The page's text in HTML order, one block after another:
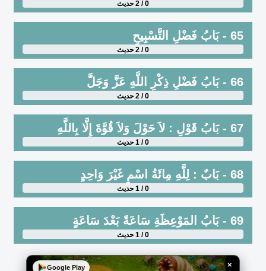
0 / 2 حديث
65 - بَابُ فَضْلِ التَّسْبِيحِ
0 / 2 حديث
66 - بَابُ فَضْلِ ذِكْرِ اللَّهِ عَزَّ وَجَلَّ
0 / 2 حديث
67 - بَابُ قَوْلِ : لاَ حَوْلَ وَلاَ قُوَّةَ إِلَّا بِاللَّهِ
0 / 1 حديث
68 - بَابٌ : لِلَّهِ مِائَةُ اسْمٍ غَيْرَ وَاحِدٍ
0 / 1 حديث
69 - بَابُ المَوْعِظَةِ سَاعَةً بَعْدَ سَاعَةٍ
0 / 1 حديث
Google Play ×